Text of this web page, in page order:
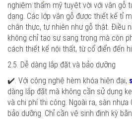
nghiệm thẩm mỹ tuyệt vời với vân gỗ
dạng. Các lớp vân gỗ được thiết kế tỉ
chân thực, tự nhiên như gỗ thật. Điều
không chỉ tạo sự sang trọng mà còn
cách thiết kế nội thất, từ cổ điển đến
2.5. Dễ dàng lắp đặt và bảo dưỡng
✔️. Với công nghệ hèm khóa hiện đại,
dàng lắp đặt mà không cần sử dụng
và chi phí thi công. Ngoài ra, sàn nhựa
bảo dưỡng. Chỉ cần vệ sinh định kỳ